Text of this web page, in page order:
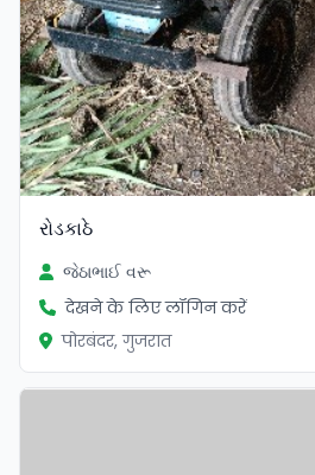
રોડકાઠે
જેઠાભાઈ વરૂ
देखने के लिए लॉगिन करें
पोरबंदर, गुजरात